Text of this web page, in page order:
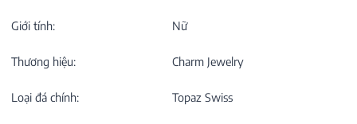
Giới tính: Nữ
Thương hiệu: Charm Jewelry
Loại đá chính: Topaz Swiss